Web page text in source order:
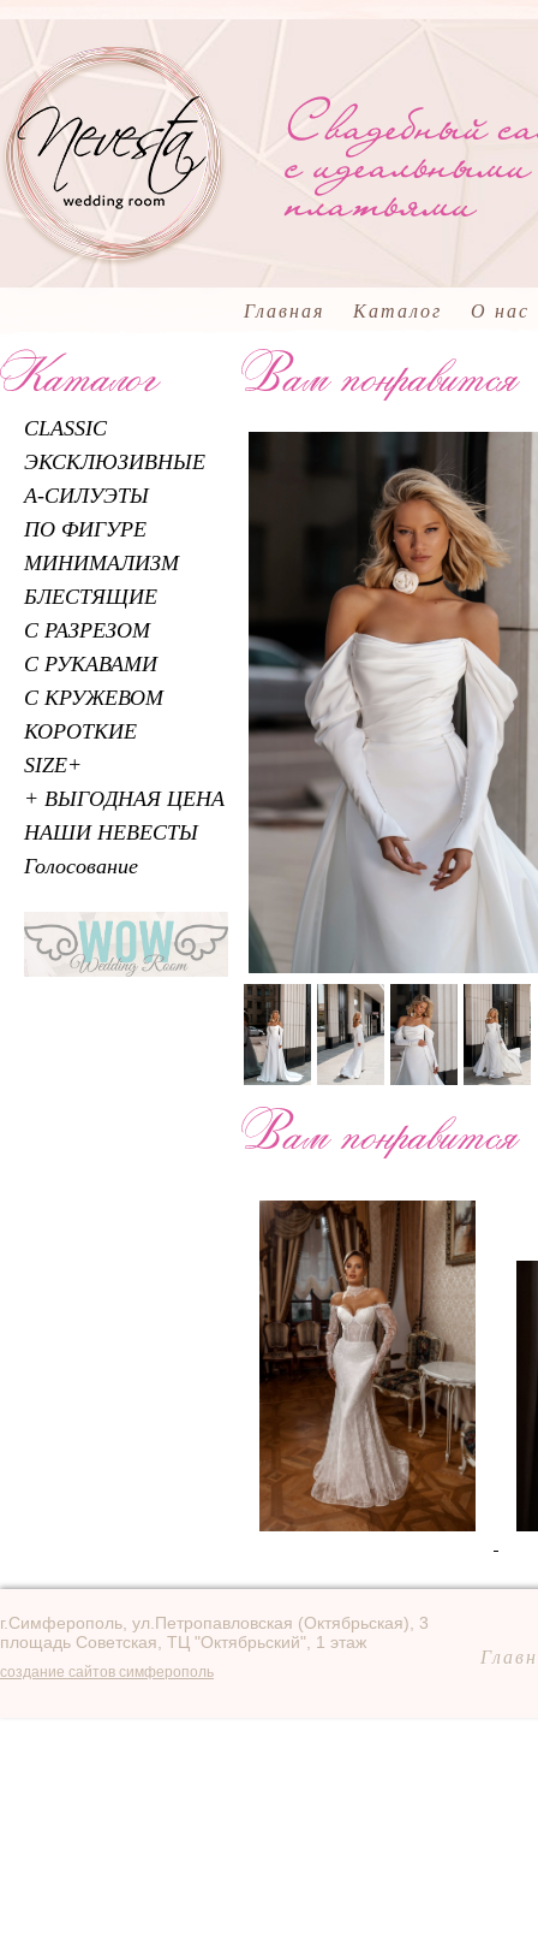
Главная Каталог О нас
CLASSIC
ЭКСКЛЮЗИВНЫЕ
А-СИЛУЭТЫ
ПО ФИГУРЕ
МИНИМАЛИЗМ
БЛЕСТЯЩИЕ
С РАЗРЕЗОМ
С РУКАВАМИ
С КРУЖЕВОМ
КОРОТКИЕ
SIZE+
+ ВЫГОДНАЯ ЦЕНА
НАШИ НЕВЕСТЫ
Голосование
г.Симферополь, ул.Петропавловская (Октябрьская), 3
площадь Советская, ТЦ "Октябрьский", 1 этаж
создание сайтов симферополь